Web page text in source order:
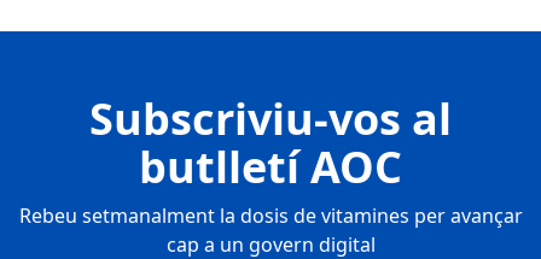
Subscriviu-vos al
butlletí AOC
Rebeu setmanalment la dosis de vitamines per avançar
cap a un govern digital